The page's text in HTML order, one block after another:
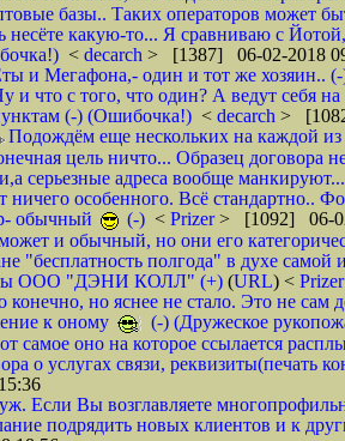
базы.. Таких операторов может
несёте какую-то... Я сравниваю с
< decarch > [1387] 06-02-2018
и Мегафона,- один и тот же хозяин..
и что с того, что один? А ведут себя
(-) (Ошибочка!) < decarch >
Подождём еще нескольких на каждой из
цель ничто... Образец договора
серьезные адреса вообще
ничего особенного. Всё стандартно..
обычный
(-) < Prizer> [1092] 06-
и обычный, но они его
"бесплатность полгода" в духе
ООО "ДЭНИ КОЛЛ" (+) (URL) <
конечно, но яснее не стало. Это не сам
к оному
(-) (Дружеское
самое оно на которое ссылается
о услугах связи, реквизиты(печать
Если Вы возглавляете
подрядить новых клиентов и к